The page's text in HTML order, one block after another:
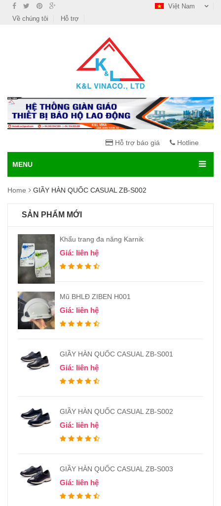
Việt Nam
Về chúng tôi
Hỗ trợ
Hỗ trợ báo giá Hotline
MENU
Home GIẦY HÀN QUỐC CASUAL ZB-S002
SẢN PHẨM MỚI
Khẩu trang đa năng Karnik
Giá: liên hệ
Mũ BHLĐ ZIBEN H001
Giá: liên hệ
GIẦY HÀN QUỐC CASUAL ZB-S001
Giá: liên hệ
GIẦY HÀN QUỐC CASUAL ZB-S002
Giá: liên hệ
GIẦY HÀN QUỐC CASUAL ZB-S003
Giá: liên hệ